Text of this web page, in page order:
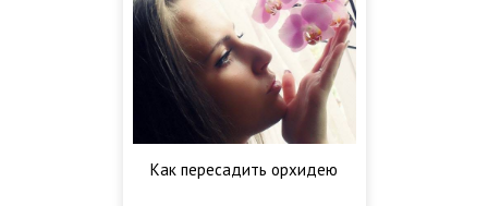
Как пересадить орхидею